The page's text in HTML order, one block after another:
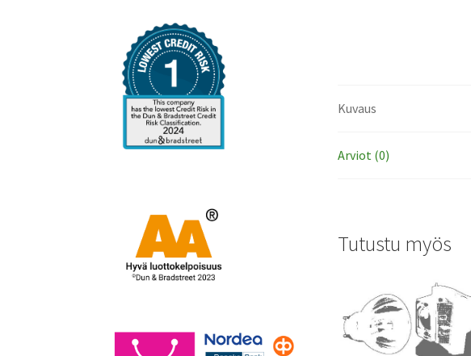
Kuvaus
Arviot (0)
Tutustu myös